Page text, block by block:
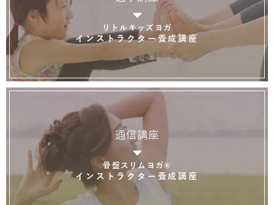
リトルキッズヨガ
インストラクター養成講座
通信講座
骨盤スリムヨガ®
インストラクター養成講座